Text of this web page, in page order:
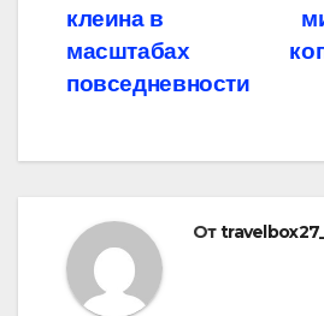
клеина в
масштабах
повседневности
От